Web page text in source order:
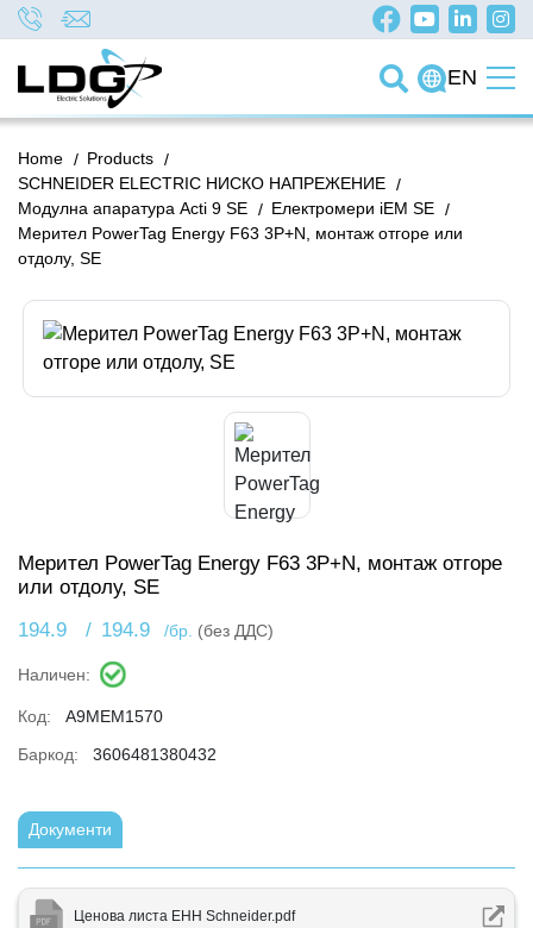
EN
/
Home /
Products
/
SCHNEIDER ELECTRIC НИСКО НАПРЕЖЕНИЕ
/
Модулна апаратура Acti 9 SE /
Електромери iEM SE
Мерител PowerTag Energy F63 3P+N, монтаж отгоре или
отдолу, SE
Мерител PowerTag Energy F63 3P+N, монтаж отгоре
или отдолу, SE
194.9
/
194.9 /бр. (без ДДС)
Наличен:
Код:
A9MEM1570
Баркод:
3606481380432
Документи
Ценова листа ЕНН Schneider.pdf